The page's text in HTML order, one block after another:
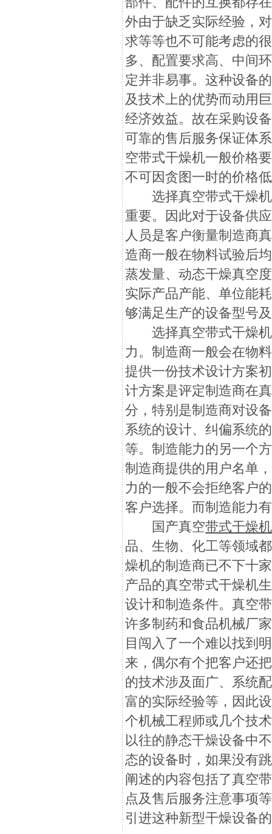
外由于缺乏实际经验，
求等等也不可能考虑的
多、配置要求高、中间
定并非易事。这种设备
及技术上的优势而动用
经济效益。故在采购设
可靠的售后服务保证体
空带式干燥机一般价格
不可因贪图一时的价格
选择真空带式干燥机
重要。因此对于设备供
人员是客户衡量制造商
造商一般在物料试验后
蒸发量、动态干燥真空
实际产品产能、单位能
够满足生产的设备型号
选择真空带式干燥机
力。制造商一般会在物
提供一份技术设计方案
计方案是评定制造商在
分，特别是制造商对设
系统的设计、纠偏系统
等。制造能力的另一个
制造商提供的用户名单
力的一般不会拒绝客户
客户选择。而制造能力
国产真空带式干燥机
品、生物、化工等领域
燥机的制造商已不下十
产品的真空带式干燥机
设计和制造条件。真空
许多制药和食品机械厂
目闯入了一个难以找到
来，偶尔有个把客户还
的技术涉及面广、系统
富的实际经验等，因此
个机械工程师或几个技
以往的静态干燥设备中
态的设备时，如果没有
阐述的内容包括了真空
点及售后服务注意事项
引进这种新型干燥设备